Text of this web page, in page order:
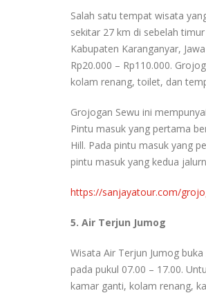
Salah satu tempat wisata
sekitar 27 km di sebelah
Kabupaten Karanganyar,
Rp20.000 – Rp110.000.
kolam renang, toilet, dan
Grojogan Sewu ini
Pintu masuk yang pertama
Hill. Pada pintu masuk yang
pintu masuk yang kedua
https://sanjayatour.com/
5. Air Terjun Jumog
Wisata Air Terjun Jumog
pada pukul 07.00 – 17.00.
kamar ganti, kolam renang,